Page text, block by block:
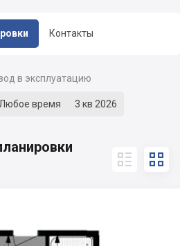
Контакты
в эксплуатацию
Любое время 3 кв 2026
 